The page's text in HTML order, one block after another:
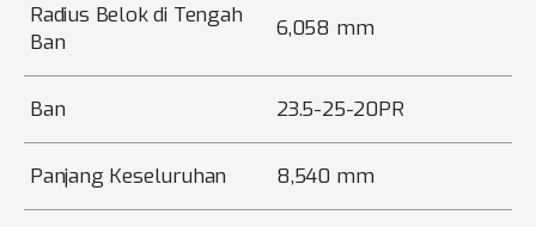
Radius Belok di Tengah
Ban
6,058 mm
Ban 23.5-25-20PR
Panjang Keseluruhan 8,540 mm